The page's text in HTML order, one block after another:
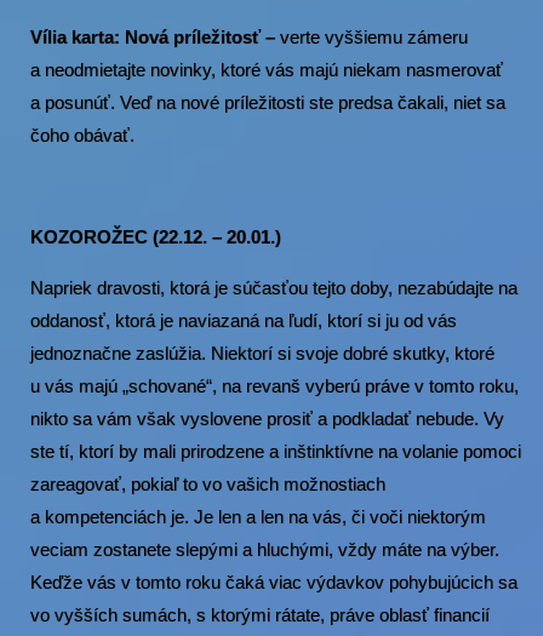
Vília karta: Nová príležitosť – verte vyššiemu zámeru
a neodmietajte novinky, ktoré vás majú niekam nasmerovať
a posunúť. Veď na nové príležitosti ste predsa čakali, niet sa
čoho obávať.
KOZOROŽEC (22.12. – 20.01.)
Napriek dravosti, ktorá je súčasťou tejto doby, nezabúdajte na
oddanosť, ktorá je naviazaná na ľudí, ktorí si ju od vás
jednoznačne zaslúžia. Niektorí si svoje dobré skutky, ktoré
u vás majú „schované“, na revanš vyberú práve v tomto roku,
nikto sa vám však vyslovene prosiť a podkladať nebude. Vy
ste tí, ktorí by mali prirodzene a inštinktívne na volanie pomoci
zareagovať, pokiaľ to vo vašich možnostiach
a kompetenciách je. Je len a len na vás, či voči niektorým
veciam zostanete slepými a hluchými, vždy máte na výber.
Keďže vás v tomto roku čaká viac výdavkov pohybujúcich sa
vo vyšších sumách, s ktorými rátate, práve oblasť financií